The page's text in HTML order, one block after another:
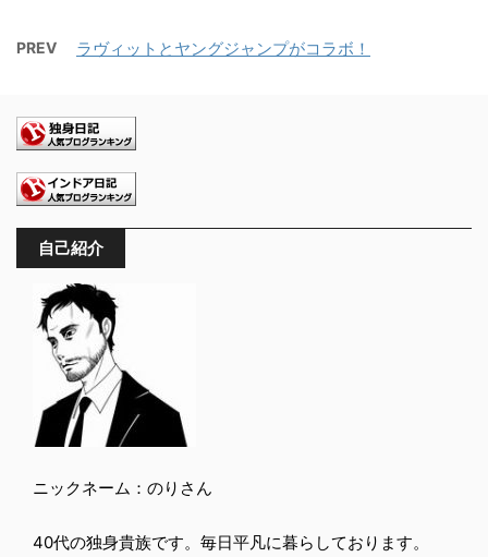
PREV ラヴィットとヤングジャンプがコラボ！
自己紹介
ニックネーム：のりさん
40代の独身貴族です。毎日平凡に暮らしております。